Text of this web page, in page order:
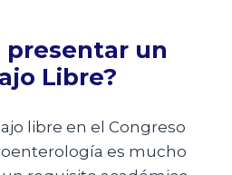
presentar un
Libre?
libre en el Congreso
es mucho